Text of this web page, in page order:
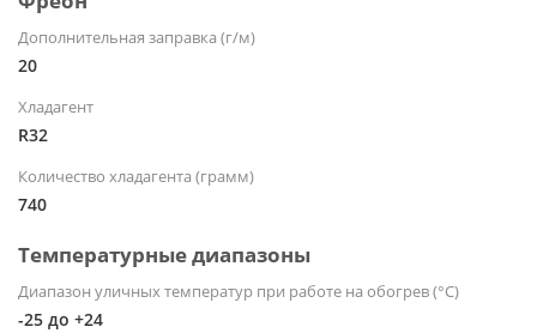
Дополнительная заправка (г/м)
20
Хладагент
R32
Количество хладагента (грамм)
740
Температурные диапазоны
Диапазон уличных температур при работе на обогрев (°С)
-25 до +24